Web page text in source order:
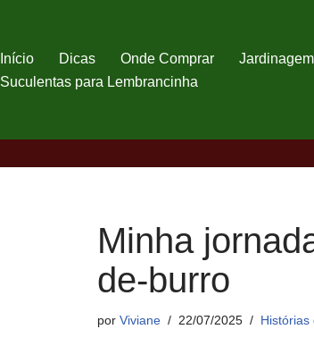
Início Dicas Onde Comprar
Suculentas para Lembrancinha
Minha
de-burro
por Viviane 22/07/2025 Histórias